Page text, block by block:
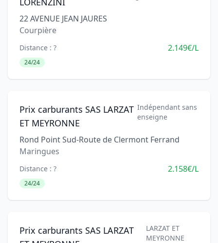
22 AVENUE JEAN JAURES
Courpière
Distance : ? 2.149€/L
24/24
Prix carburants SAS LARZAT
ET MEYRONNE
Indépendant sans
enseigne
Rond Point Sud-Route de Clermont Ferrand
Maringues
Distance : ? 2.158€/L
24/24
Prix carburants SAS LARZAT
LARZAT ET
MEYRONNE